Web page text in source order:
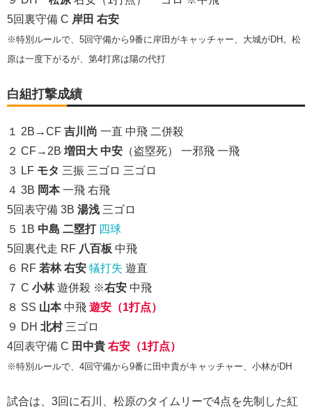
5回裏守備 C 岸田 右安
※特別ルールで、5回守備から9番に岸田がキャッチャー、大城がDH。松
原は一度下がるが、第4打席は陽の代打
白組打撃成績
１ 2B→CF 吉川尚 一直 中飛 二併殺
２ CF→2B 増田大 中安 （盗塁死） 一邪飛 一飛
３ LF モタ 三振 三ゴロ 三ゴロ
４ 3B 岡本一飛 右飛
5回表守備 3B 湯浅 三ゴロ
５ 1B 中島 二塁打 四球
5回裏代走 RF 八百板 中飛
６ RF 若林 右安 犠打失 遊直
７ C 小林遊併殺 ※右安 中飛
８ SS 山本中飛 遊安（1打点）
９ DH 北村三ゴロ
4回表守備 C 田中貴 右安（1打点）
※特別ルールで、4回守備から9番に田中貴がキャッチャー、小林がDH
試合は、3回に石川、松原のタイムリーで4点を先制した紅